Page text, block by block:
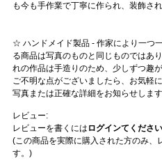
も今も手作業で丁寧に作られ、装飾され
☆ ハンドメイド製品 - 作家により一つ
る商品は写真のものと同じものではあ
れの作品は手造りのため、少しずつ趣
ご不明な点がございましたら、お気軽
写真または正確な詳細をお知らせします
レビュー:
レビューを書くには ログインてくださ
(この商品を実際に購入された方のみ、
す。)